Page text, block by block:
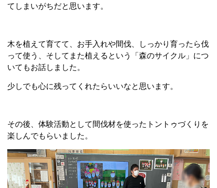
てしまいがちだと思います。
木を植えて育てて、お手入れや間伐、しっかり育ったら伐
って使う、そしてまた植えるという「森のサイクル」につ
いてもお話しました。
少しでも心に残ってくれたらいいなと思います。
その後、体験活動として間伐材を使ったトントゥづくりを
楽しんでもらいました。